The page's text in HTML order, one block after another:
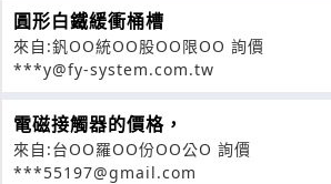
圓形白鐵緩衝桶槽
來自:釩OO統OO股OO限OO 詢價
***y@fy-system.com.tw
電磁接觸器的價格，
來自:台OO羅OO份OO公O 詢價
***55197@gmail.com